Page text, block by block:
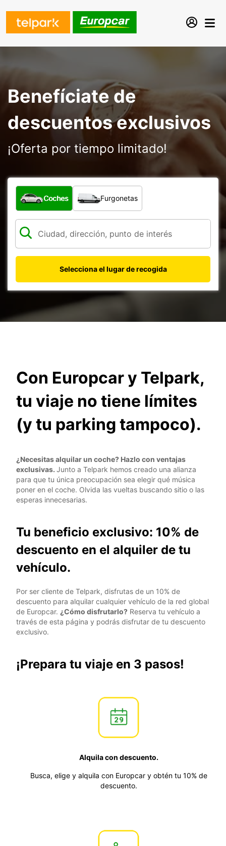
Benefíciate de
descuentos exclusivos
¡Oferta por tiempo limitado!
¿Qué tipo de vehículo?
Coches Furgonetas
Selecciona el lugar de recogida
Con Europcar y Telpark,
tu viaje no tiene límites
(y tu parking tampoco).
¿Necesitas alquilar un coche? Hazlo con ventajas
exclusivas. Junto a Telpark hemos creado una alianza
para que tu única preocupación sea elegir qué música
poner en el coche. Olvida las vueltas buscando sitio o las
esperas innecesarias.
Tu beneficio exclusivo: 10% de
descuento en el alquiler de tu
vehículo.
Por ser cliente de Telpark, disfrutas de un 10% de
descuento para alquilar cualquier vehículo de la red global
de Europcar. ¿Cómo disfrutarlo? Reserva tu vehículo a
través de esta página y podrás disfrutar de tu descuento
exclusivo.
¡Prepara tu viaje en 3 pasos!
Alquila con descuento.
Busca, elige y alquila con Europcar y obtén tu 10% de
descuento.